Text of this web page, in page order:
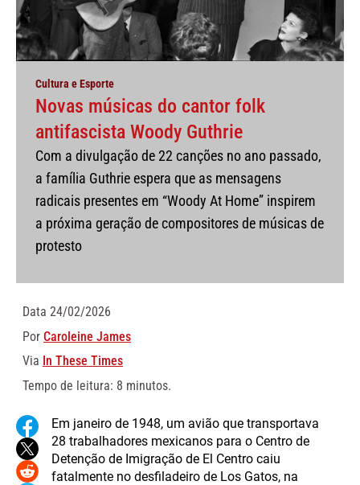
Cultura e Esporte
Novas músicas do cantor folk
antifascista Woody Guthrie
Com a divulgação de 22 canções no ano passado,
a família Guthrie espera que as mensagens
radicais presentes em “Woody At Home” inspirem
a próxima geração de compositores de músicas de
protesto
Data 24/02/2026
Por Caroleine James
Via In These Times
Tempo de leitura: 8 minutos.
Em janeiro de 1948, um avião que transportava
28 trabalhadores mexicanos para o Centro de
Detenção de Imigração de El Centro caiu
fatalmente no desfiladeiro de Los Gatos, na